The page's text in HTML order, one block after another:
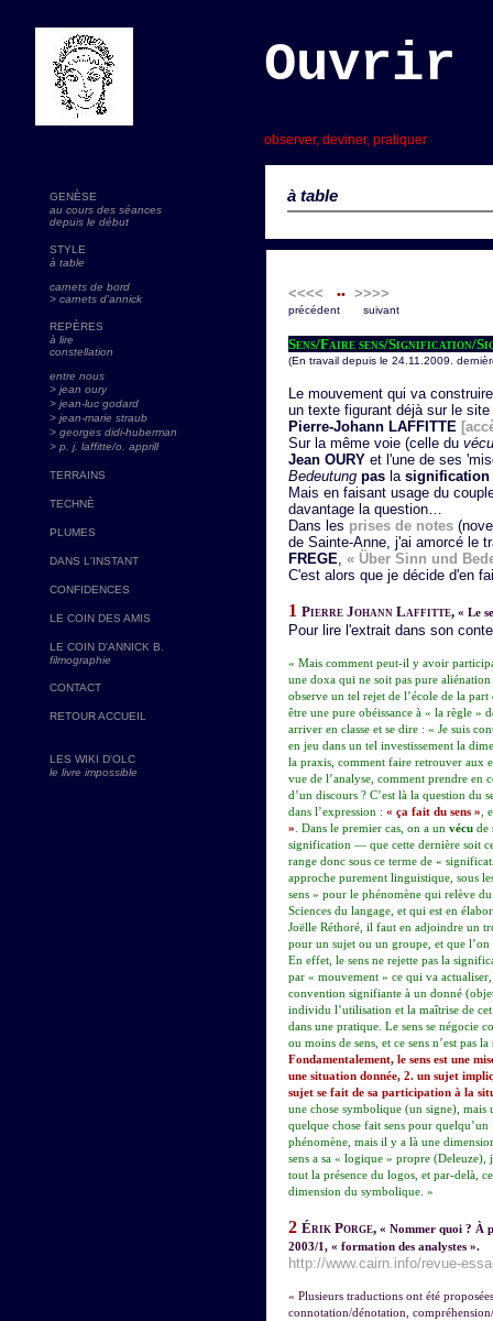
à table
observer, deviner, pratiquer
GENÈSE
au cours des séances
depuis le début
STYLE
à table
carnets de bord
> carnets d'annick
REPÈRES
à lire
constellation
entre nous
> jean oury
> jean-luc godard
> jean-marie straub
> georges didi-huberman
> p. j. laffitte/o. apprill
TERRAINS
TECHNÈ
PLUMES
DANS L'INSTANT
CONFIDENCES
LE COIN DES AMIS
LE COIN D'ANNICK B.
filmographie
CONTACT
RETOUR ACCUEIL
LES WIKI D'OLC
le livre impossible
<<<< •• >>>>
précédent suivant
Sens/Faire sens/Signification/
(En travail depuis le 24.11.2009.
Le mouvement qui va
un texte figurant déjà sur le
Pierre-Johann LAFFITTE
Sur la même voie (celle du vécu
Jean OURY et l'une de ses
Bedeutung pas la signification
Mais en faisant usage du
davantage la question…
Dans les prises de notes
de Sainte-Anne, j'ai amorcé le
FREGE, « Über Sinn und
C'est alors que je décide d'en
1 Pierre Johann Laffitte, « Le
Pour lire l'extrait dans son
« Mais comment peut-il y avoir
une doxa qui ne soit pas pure
observe un tel rejet de l’école de la
être une pure obéissance à « la règle »
arriver en classe et se dire : « Je suis
en jeu dans un tel investissement la
la praxis, comment faire retrouver aux
vue de l’analyse, comment prendre en
d’un discours ? C’est là la question du
dans l’expression : « ça fait du sens » ,
» . Dans le premier cas, on a un vécu de
signification — que cette dernière soit
range donc sous ce terme de «
approche purement linguistique, sous
sens » pour le phénomène qui relève
Sciences du langage, et qui est en
Joëlle Réthoré, il faut en adjoindre un
pour un sujet ou un groupe, et que
En effet, le sens ne rejette pas la
par « mouvement » ce qui va
convention signifiante à un donné
individu l’utilisation et la maîtrise de
dans une pratique. Le sens se négocie
ou moins de sens, et ce sens n’est pas
Fondamentalement, le sens est une
une situation donnée, 2. un sujet
sujet se fait de sa participation à la
une chose symbolique (un signe), mais
quelque chose fait sens pour
phénomène, mais il y a là une
sens a sa « logique » propre
tout la présence du logos, et par-delà,
dimension du symbolique. »
2 Érik Porge, « Nommer quoi ? À
2003/1, « formation des analystes ».
http://www.cairn.info/revue-
« Plusieurs traductions ont été
connotation/dénotation,
Ouvrir